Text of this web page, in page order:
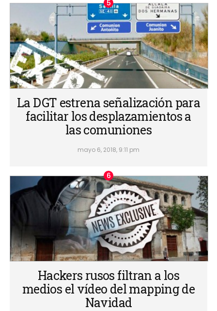
La DGT estrena señalización para
facilitar los desplazamientos a
las comuniones
mayo 6, 2018, 9:11 pm
Hackers rusos filtran a los
medios el vídeo del mapping de
Navidad